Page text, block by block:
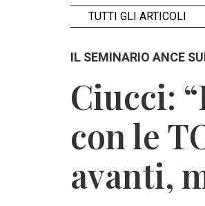
TUTTI GLI ARTICOLI
IL SEMINARIO ANCE
Ciucci:
con le
avanti,